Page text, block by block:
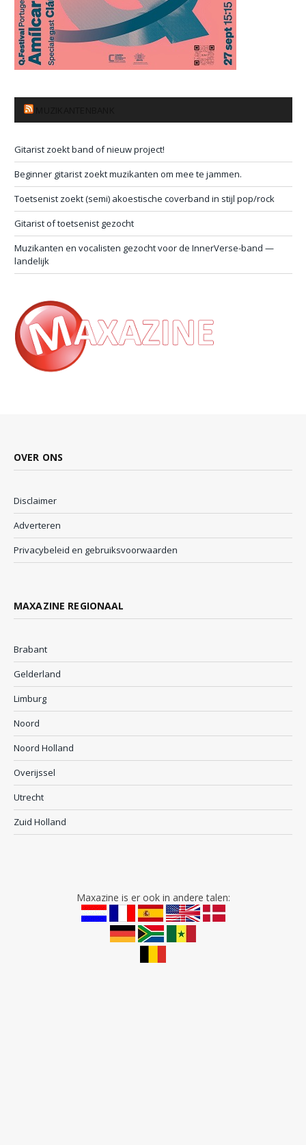
Gitarist zoekt band of nieuw project!
Beginner gitarist zoekt muzikanten om mee te jammen.
Toetsenist zoekt (semi) akoestische coverband in stijl pop/rock
Gitarist of toetsenist gezocht
Muzikanten en vocalisten gezocht voor de InnerVerse-band —
landelijk
OVER ONS
Disclaimer
Adverteren
Privacybeleid en gebruiksvoorwaarden
MAXAZINE REGIONAAL
Brabant
Gelderland
Limburg
Noord
Noord Holland
Overijssel
Utrecht
Zuid Holland
Maxazine is er ook in andere talen: